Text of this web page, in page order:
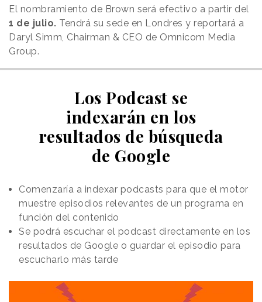
El nombramiento de Brown será efectivo a partir del
1 de julio. Tendrá su sede en Londres y reportará a
Daryl Simm, Chairman & CEO de Omnicom Media
Group.
Los Podcast se
indexarán en los
resultados de búsqueda
de Google
Comenzaría a indexar podcasts para que el motor
muestre episodios relevantes de un programa en
función del contenido
Se podrá escuchar el podcast directamente en los
resultados de Google o guardar el episodio para
escucharlo más tarde